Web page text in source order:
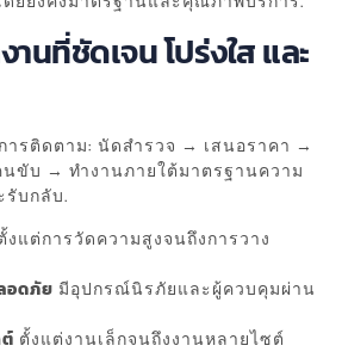
นที่ชัดเจน โปร่งใส และ
ารติดตาม: นัดสำรวจ → เสนอราคา →
ขับ → ทำงานภายใต้มาตรฐานความ
บกลับ.
งแต่การวัดความสูงจนถึงการวาง
อดภัย มีอุปกรณ์นิรภัยและผู้ควบคุมผ่าน
ตั้งแต่งานเล็กจนถึงงานหลายไซต์